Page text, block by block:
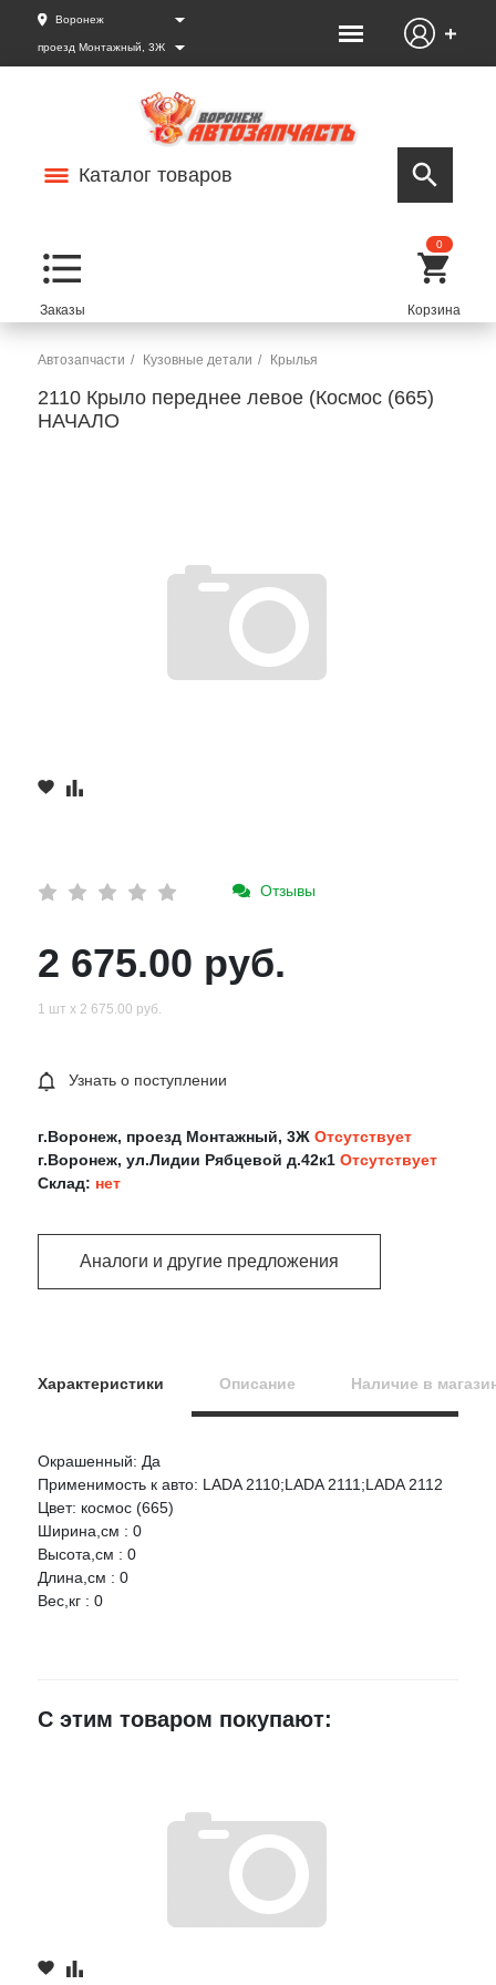
Воронеж
проезд Монтажный, 3Ж
Каталог товаров
0
Автозапчасти Кузовные детали Крылья
2110 Крыло переднее левое (Космос (665)
НАЧАЛО
Отзывы
2 675.00 руб.
1 шт х 2 675.00 руб.
Узнать о поступлении
г.Воронеж, проезд Монтажный, 3Ж Отсутствует
г.Воронеж, ул.Лидии Рябцевой д.42к1 Отсутствует
Склад: нет
Аналоги и другие предложения
Характеристики Описание Наличие в
Окрашенный: Да
Применимость к авто: LADA 2110;LADA 2111;LADA 2112
Цвет: космос (665)
Ширина,см : 0
Высота,см : 0
Длина,см : 0
Вес,кг : 0
Оцените товар:
Ваше имя
С этим товаром покупают: